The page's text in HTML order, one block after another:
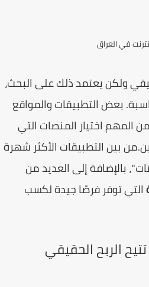
في العراق
يعتمد ذلك على البحث،
بعض التطبيقات والمواقع
اختيار المنصات التي
بين التطبيقات الأكثر شهرة
إلى العديد من
توفر فرصًا جيدة لكسب
الربح الحقيقي